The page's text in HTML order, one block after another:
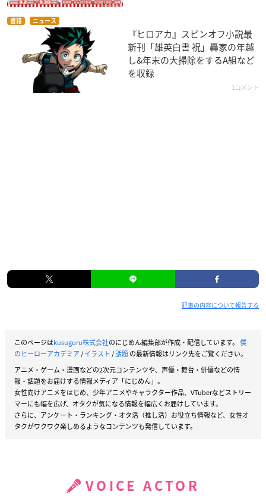
書籍 ニュース
『ヒロアカ』スピンオフ小説最
新刊「雄英白書 祝」轟家の年越
し&年末の大掃除をするA組など
を収録
1コメント
記事の内容について報告する
このページはkusuguru株式会社のにじめん編集部が作成・配信しています。 僕
のヒーローアカデミア/イラスト /話題の最新情報はリンク先をご覧ください。
アニメ・ゲーム・漫画などの2次元コンテンツや、声優・舞台・俳優などの情
報・話題をお届けする情報メディア「にじめん」。
女性向けアニメをはじめ、少年アニメやキャラクター作品、VTuberなどストリー
マーにも幅を広げ、オタクが気になる情報を幅広くお届けしています。
さらに、アンケート・ランキング・オタ活（推し活）お役立ち情報など、女性オ
タクがワクワク楽しめるようなコンテンツも発信しています。
VOICE ACTOR